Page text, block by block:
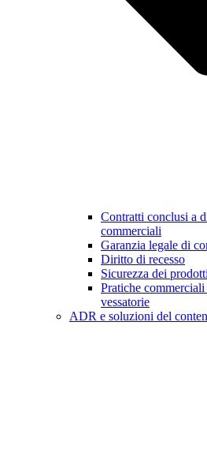
Contratti conclusi a
commerciali
Garanzia legale di
Diritto di recesso
Sicurezza dei
Pratiche
vessatorie
ADR e soluzioni del